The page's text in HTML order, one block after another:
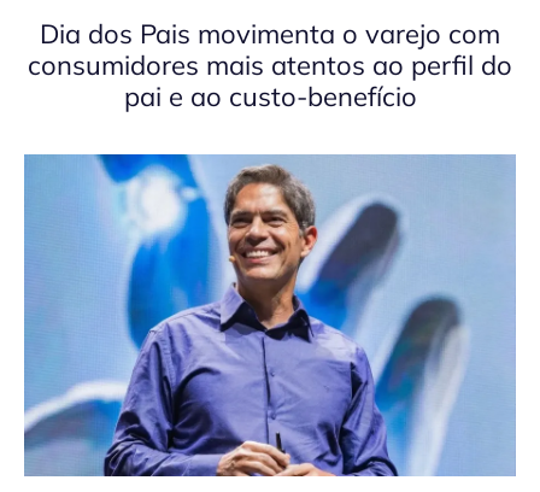
Dia dos Pais movimenta o varejo com
consumidores mais atentos ao perfil do
pai e ao custo-benefício